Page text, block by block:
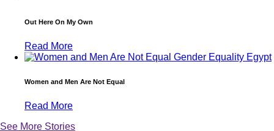
Out Here On My Own
Read More
Women and Men Are Not Equal
Read More
See More Stories